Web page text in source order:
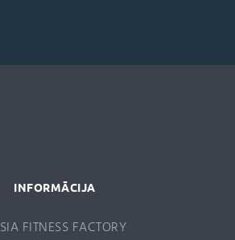
t
INFORMĀCIJA
SIA FITNESS FACTORY